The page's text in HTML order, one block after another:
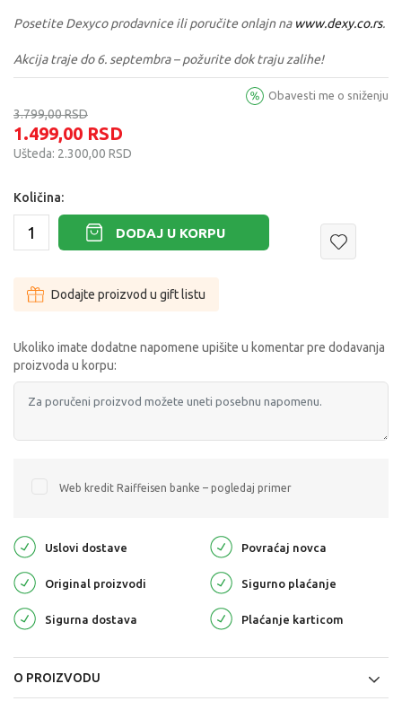
Posetite Dexyco prodavnice ili poručite onlajn na www.dexy.co.rs.
Akcija traje do 6. septembra – požurite dok traju zalihe!
3.799,00RSD
1.499,00 RSD
Ušteda: 2.300,00 RSD
Obavesti me o sniženju
Količina:
DODAJ U KORPU
Dodajte proizvod u gift listu
Ukoliko imate dodatne napomene upišite u komentar pre dodavanja
proizvoda u korpu:
Web kredit Raiffeisen banke – pogledaj primer
Uslovi dostave Povraćaj novca
Original proizvodi Sigurno plaćanje
Sigurna dostava Plaćanje karticom
O PROIZVODU